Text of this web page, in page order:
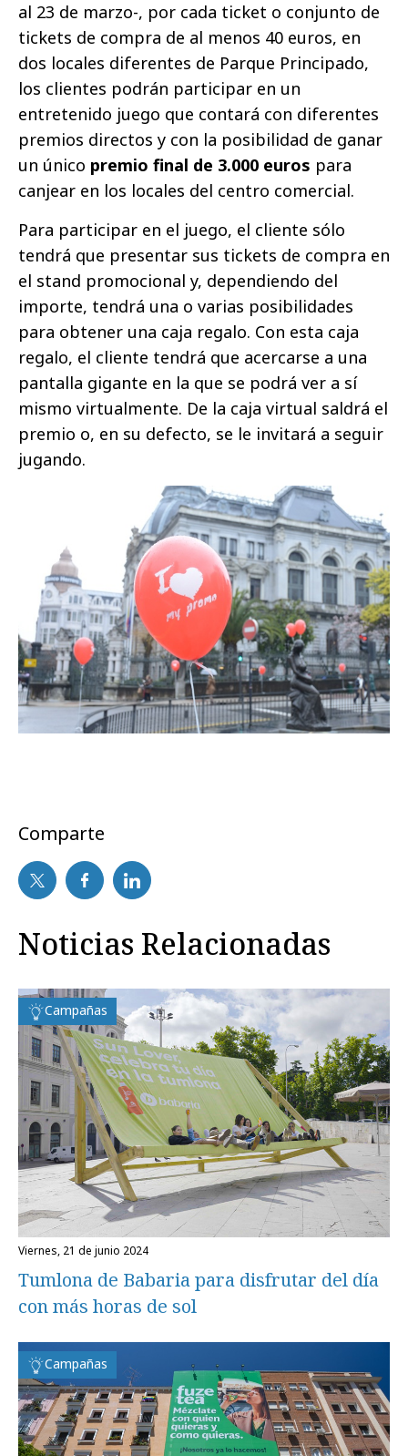
al 23 de marzo-, por cada ticket o conjunto de
tickets de compra de al menos 40 euros, en
dos locales diferentes de Parque Principado,
los clientes podrán participar en un
entretenido juego que contará con diferentes
premios directos y con la posibilidad de ganar
un único premio final de 3.000 euros para
canjear en los locales del centro comercial.
Para participar en el juego, el cliente sólo
tendrá que presentar sus tickets de compra en
el stand promocional y, dependiendo del
importe, tendrá una o varias posibilidades
para obtener una caja regalo. Con esta caja
regalo, el cliente tendrá que acercarse a una
pantalla gigante en la que se podrá ver a sí
mismo virtualmente. De la caja virtual saldrá el
premio o, en su defecto, se le invitará a seguir
jugando.
Comparte
Noticias Relacionadas
Campañas
viernes, 21 de junio 2024
Tumlona de Babaria para disfrutar del día
con más horas de sol
Campañas